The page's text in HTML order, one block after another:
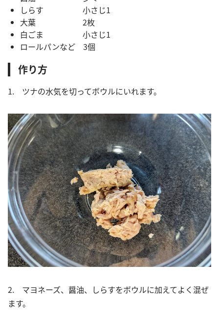
しらす 小さじ1
大葉 2枚
白ごま 小さじ1
ロールパンなど 3個
作り方
1. ツナの水気を切ってボウルにいれます。
2. マヨネーズ、醤油、しらすをボウルに加えてよく混ぜ
ます。